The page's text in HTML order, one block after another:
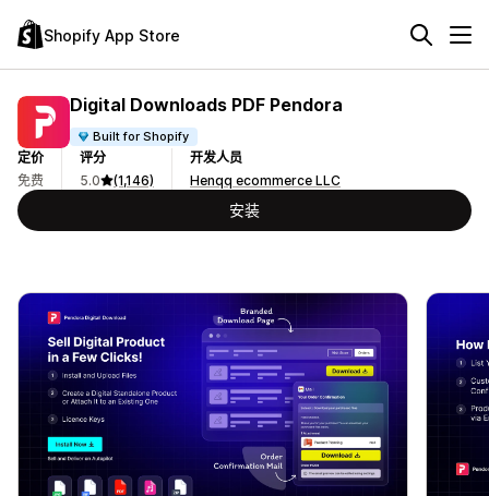
Shopify App Store
Digital Downloads PDF Pendora
Built for Shopify
定价
免费
评分
5.0
(1,146)
开发人员
Henqq ecommerce LLC
安装